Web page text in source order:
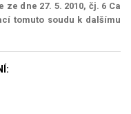
dne 27. 5. 2010, čj. 6 Ca
tomuto soudu k dalšímu